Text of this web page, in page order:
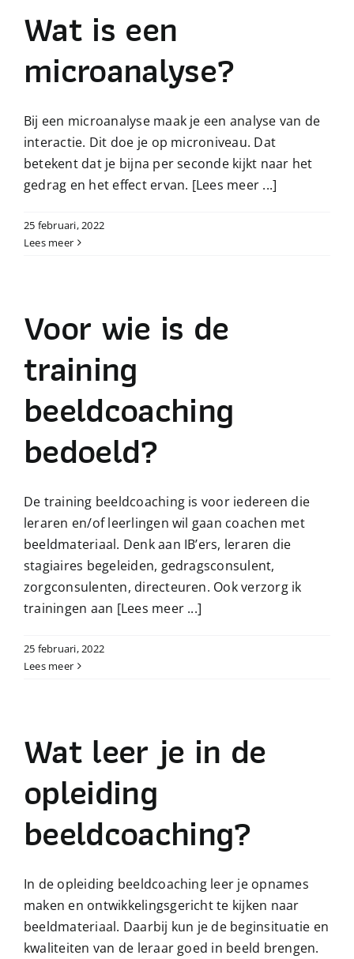
Wat is een
microanalyse?
Bij een microanalyse maak je een analyse van de
interactie. Dit doe je op microniveau. Dat
betekent dat je bijna per seconde kijkt naar het
gedrag en het effect ervan. [Lees meer ...]
25 februari, 2022
Lees meer
Voor wie is de
training
beeldcoaching
bedoeld?
De training beeldcoaching is voor iedereen die
leraren en/of leerlingen wil gaan coachen met
beeldmateriaal. Denk aan IB’ers, leraren die
stagiaires begeleiden, gedragsconsulent,
zorgconsulenten, directeuren. Ook verzorg ik
trainingen aan [Lees meer ...]
25 februari, 2022
Lees meer
Wat leer je in de
opleiding
beeldcoaching?
In de opleiding beeldcoaching leer je opnames
maken en ontwikkelingsgericht te kijken naar
beeldmateriaal. Daarbij kun je de beginsituatie en
kwaliteiten van de leraar goed in beeld brengen.